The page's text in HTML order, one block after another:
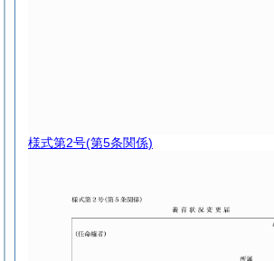
様式第2号(第5条関係)